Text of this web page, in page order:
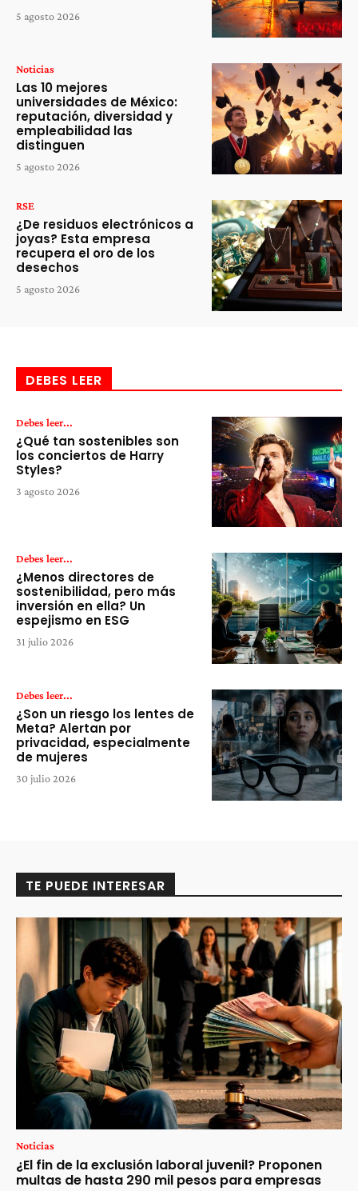
5 agosto 2026
Noticias
Las 10 mejores
universidades de México:
reputación, diversidad y
empleabilidad las
distinguen
5 agosto 2026
RSE
¿De residuos electrónicos a
joyas? Esta empresa
recupera el oro de los
desechos
5 agosto 2026
DEBES LEER
Debes leer...
¿Qué tan sostenibles son
los conciertos de Harry
Styles?
3 agosto 2026
Debes leer...
¿Menos directores de
sostenibilidad, pero más
inversión en ella? Un
espejismo en ESG
31 julio 2026
Debes leer...
¿Son un riesgo los lentes de
Meta? Alertan por
privacidad, especialmente
de mujeres
30 julio 2026
TE PUEDE INTERESAR
Noticias
¿El fin de la exclusión laboral juvenil? Proponen
multas de hasta 290 mil pesos para empresas